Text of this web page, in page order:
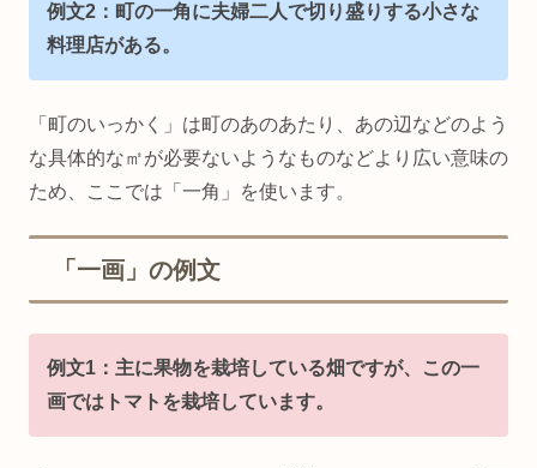
例文2：町の一角に夫婦二人で切り盛りする小さな
料理店がある。
「町のいっかく」は町のあのあたり、あの辺などのよう
な具体的な㎡が必要ないようなものなどより広い意味の
ため、ここでは「一角」を使います。
「一画」の例文
例文1：主に果物を栽培している畑ですが、この一
画ではトマトを栽培しています。